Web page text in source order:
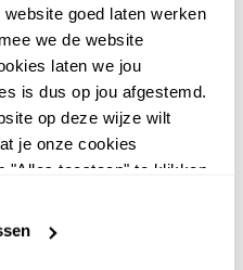
goed laten werken
we de website
laten we jou
is dus op jou afgestemd.
op deze wijze wilt
je onze cookies
"Alles toestaan" te klikken.